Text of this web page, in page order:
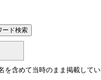
を含めて当時のまま掲載してい